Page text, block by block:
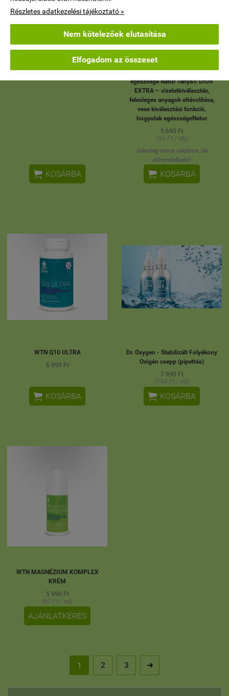
Részletes adatkezelési tájékoztató »
Nem kötelezőek elutasítása
Elfogadom az összeset
NO-DOL Micellás kurkuma
 KOSÁRBA
Natur Tanya® DIUR EXTRA –
anyagok eltávolítása, vese
kiválasztási funkció, húgyutak
egészsége Natur Tanya® DIUR
EXTRA – vizeletkiválasztás,
felesleges anyagok eltávolítása,
vese kiválasztási funkció,
húgyutak egészségeNatur
5 690 Ft
(95 Ft / db)
Jelenleg nincs raktáron, de
előrendelhető!
 KOSÁRBA
WTN Q10 ULTRA
6 999 Ft
 KOSÁRBA
Dr. Oxygen - Stabilizált Folyékony
Oxigén csepp (pipettás)
7 990 Ft
(160 Ft / ml)
 KOSÁRBA
WTN MAGNÉZIUM KOMPLEX
KRÉM
5 990 Ft
(60 Ft / ml)
AJÁNLATKÉRÉS
1 2 3 